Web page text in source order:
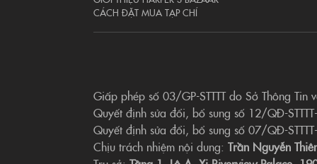
CÁCH ĐẶT MUA TẠP CHÍ
Giấp phép số 03/GP-STTTT do Sở Thông
Quyết định sửa đổi, bổ sung số 12/QĐ-
Quyết định sửa đổi, bổ sung số 07/QĐ-
Chịu trách nhiệm nội dung: Trần Nguyễn